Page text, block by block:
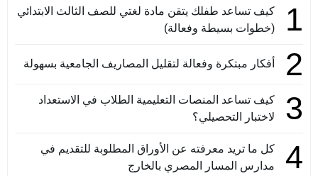
1
كيف تساعد طفلك يتقن مادة لغتي للصف الثالث الابتدائي
(خطوات بسيطة وفعالة)
2 أفكار مبتكرة وفعالة لتقليل المصاريف الجامعية بسهولة
3
كيف تساعد المنصات التعليمية الطلاب في الاستعداد
لاختبار التحصيلي؟
4
كل ما تريد معرفته عن الأوراق المطلوبة للتقديم في
مدارس المسار المصري بالخارج